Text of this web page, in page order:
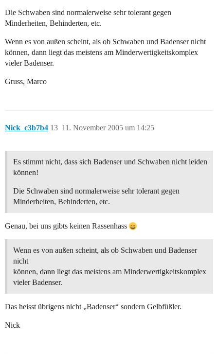
Die Schwaben sind normalerweise sehr tolerant gegen
Minderheiten, Behinderten, etc.
Wenn es von außen scheint, als ob Schwaben und Badenser nicht
können, dann liegt das meistens am Minderwertigkeitskomplex
vieler Badenser.
Gruss, Marco
Nick_c3b7b4 11. November 2005 um 14:25
13
Es stimmt nicht, dass sich Badenser und Schwaben nicht leiden
können!
Die Schwaben sind normalerweise sehr tolerant gegen
Minderheiten, Behinderten, etc.
Genau, bei uns gibts keinen Rassenhass
Wenn es von außen scheint, als ob Schwaben und Badenser
nicht
können, dann liegt das meistens am Minderwertigkeitskomplex
vieler Badenser.
Das heisst übrigens nicht „Badenser“ sondern Gelbfüßler.
Nick